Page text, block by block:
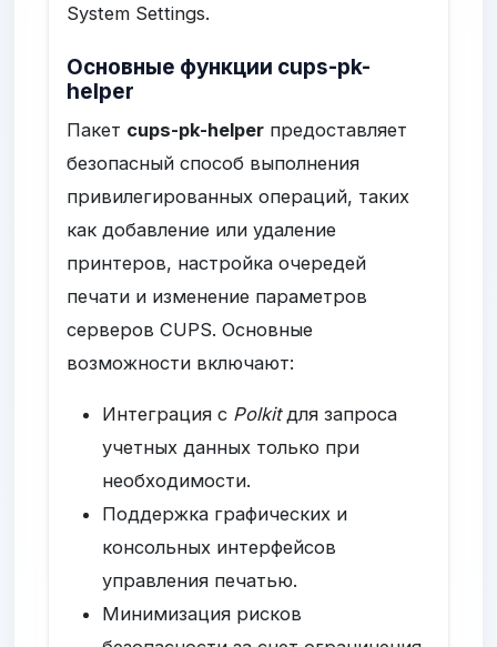
System Settings.
Основные функции cups-pk-
helper
Пакет cups-pk-helper предоставляет
безопасный способ выполнения
привилегированных операций, таких
как добавление или удаление
принтеров, настройка очередей
печати и изменение параметров
серверов CUPS. Основные
возможности включают:
Интеграция с Polkitдля запроса
учетных данных только при
необходимости.
Поддержка графических и
консольных интерфейсов
управления печатью.
Минимизация рисков